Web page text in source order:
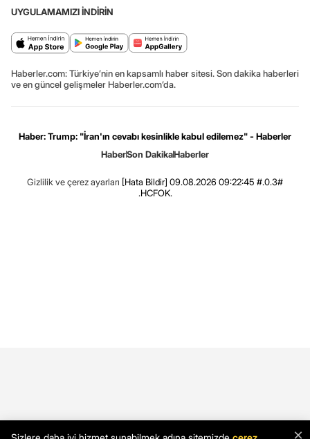
UYGULAMAMIZI İNDİRİN
Haberler.com: Türkiye’nin en kapsamlı haber sitesi. Son dakika haberleri
ve en güncel gelişmeler Haberler.com’da.
Haber: Trump: "İran'ın cevabı kesinlikle kabul edilemez" - Haberler
HaberSon DakikaHaberler
Gizlilik ve çerez ayarları [Hata Bildir] 09.08.2026 09:22:45 #.0.3#
.HCFOK.
×